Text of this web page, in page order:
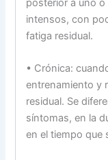
posterior a uno
intensos, con
fatiga residual.
• Crónica:
entrenamiento y
residual. Se
síntomas, en la
en el tiempo que